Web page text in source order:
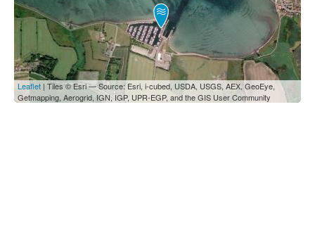
Leaflet | Tiles © Esri — Source: Esri, i-cubed, USDA, USGS, AEX, GeoEye,
Getmapping, Aerogrid, IGN, IGP, UPR-EGP, and the GIS User Community